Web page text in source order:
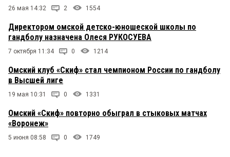
26 мая 14:32 2 1554
Директором омской детско-юношеской школы по
гандболу назначена Олеся РУКОСУЕВА
7 октября 11:34 0 1214
Омский клуб «Скиф» стал чемпионом России по гандболу
в Высшей лиге
19 мая 10:31 0 1331
Омский «Скиф» повторно обыграл в стыковых матчах
«Воронеж»
5 июня 08:58 0 1749